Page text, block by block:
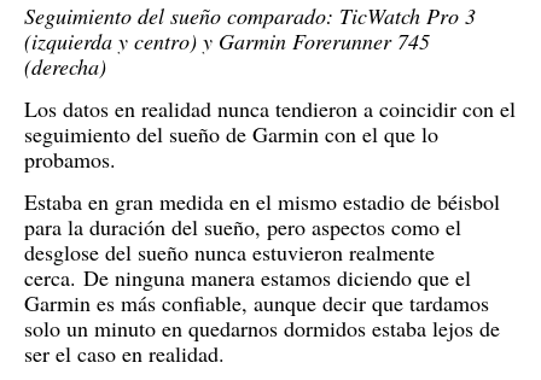
Seguimiento del sueño comparado: TicWatch Pro 3
(izquierda y centro) y Garmin Forerunner 745
(derecha)
Los datos en realidad nunca tendieron a coincidir con el
seguimiento del sueño de Garmin con el que lo
probamos.
Estaba en gran medida en el mismo estadio de béisbol
para la duración del sueño, pero aspectos como el
desglose del sueño nunca estuvieron realmente
cerca. De ninguna manera estamos diciendo que el
Garmin es más confiable, aunque decir que tardamos
solo un minuto en quedarnos dormidos estaba lejos de
ser el caso en realidad.